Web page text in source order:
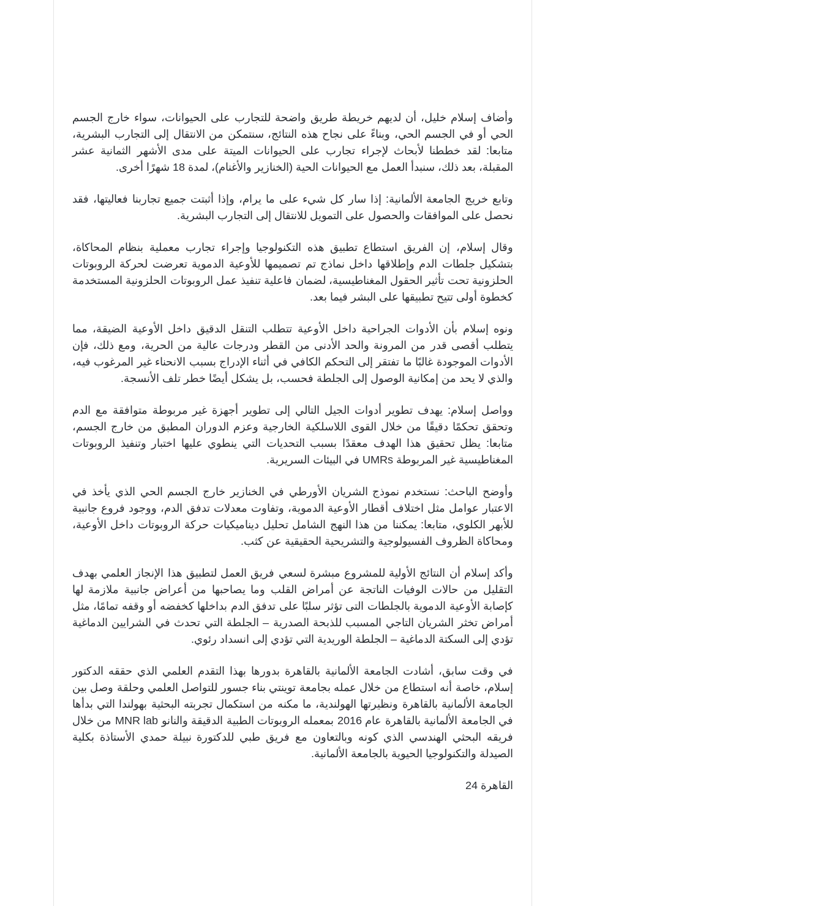
وأضاف إسلام خليل، أن لديهم خريطة طريق واضحة للتجارب على الحيوانات، سواء خارج الجسم
الحي أو في الجسم الحي، وبناءً على نجاح هذه النتائج، سنتمكن من الانتقال إلى التجارب البشرية،
متابعا: لقد خططنا لأبحاث لإجراء تجارب على الحيوانات الميتة على مدى الأشهر الثمانية عشر
المقبلة، بعد ذلك، سنبدأ العمل مع الحيوانات الحية (الخنازير والأغنام)، لمدة 18 شهرًا أخرى.
وتابع خريج الجامعة الألمانية: إذا سار كل شيء على ما يرام، وإذا أثبتت جميع تجاربنا فعاليتها، فقد
نحصل على الموافقات والحصول على التمويل للانتقال إلى التجارب البشرية.
وقال إسلام، إن الفريق استطاع تطبيق هذه التكنولوجيا وإجراء تجارب معملية بنظام المحاكاة،
بتشكيل جلطات الدم وإطلاقها داخل نماذج تم تصميمها للأوعية الدموية تعرضت لحركة الروبوتات
الحلزونية تحت تأثير الحقول المغناطيسية، لضمان فاعلية تنفيذ عمل الروبوتات الحلزونية المستخدمة
كخطوة أولى تتيح تطبيقها على البشر فيما بعد.
ونوه إسلام بأن الأدوات الجراحية داخل الأوعية تتطلب التنقل الدقيق داخل الأوعية الضيقة، مما
يتطلب أقصى قدر من المرونة والحد الأدنى من القطر ودرجات عالية من الحرية، ومع ذلك، فإن
الأدوات الموجودة غالبًا ما تفتقر إلى التحكم الكافي في أثناء الإدراج بسبب الانحناء غير المرغوب فيه،
والذي لا يحد من إمكانية الوصول إلى الجلطة فحسب، بل يشكل أيضًا خطر تلف الأنسجة.
وواصل إسلام: يهدف تطوير أدوات الجيل التالي إلى تطوير أجهزة غير مربوطة متوافقة مع الدم
وتحقق تحكمًا دقيقًا من خلال القوى اللاسلكية الخارجية وعزم الدوران المطبق من خارج الجسم،
متابعا: يظل تحقيق هذا الهدف معقدًا بسبب التحديات التي ينطوي عليها اختبار وتنفيذ الروبوتات
المغناطيسية غير المربوطة UMRs في البيئات السريرية.
وأوضح الباحث: نستخدم نموذج الشريان الأورطي في الخنازير خارج الجسم الحي الذي يأخذ في
الاعتبار عوامل مثل اختلاف أقطار الأوعية الدموية، وتفاوت معدلات تدفق الدم، ووجود فروع جانبية
للأبهر الكلوي، متابعا: يمكننا من هذا النهج الشامل تحليل ديناميكيات حركة الروبوتات داخل الأوعية،
ومحاكاة الظروف الفسيولوجية والتشريحية الحقيقية عن كثب.
وأكد إسلام أن النتائج الأولية للمشروع مبشرة لسعي فريق العمل لتطبيق هذا الإنجاز العلمي بهدف
التقليل من حالات الوفيات الناتجة عن أمراض القلب وما يصاحبها من أعراض جانبية ملازمة لها
كإصابة الأوعية الدموية بالجلطات التى تؤثر سلبًا على تدفق الدم بداخلها كخفضه أو وقفه تمامًا، مثل
أمراض تخثر الشريان التاجي المسبب للذبحة الصدرية – الجلطة التي تحدث في الشرايين الدماغية
تؤدي إلى السكتة الدماغية – الجلطة الوريدية التي تؤدي إلى انسداد رئوي.
في وقت سابق، أشادت الجامعة الألمانية بالقاهرة بدورها بهذا التقدم العلمي الذي حققه الدكتور
إسلام، خاصة أنه استطاع من خلال عمله بجامعة توينتي بناء جسور للتواصل العلمي وحلقة وصل بين
الجامعة الألمانية بالقاهرة ونظيرتها الهولندية، ما مكنه من استكمال تجربته البحثية بهولندا التي بدأها
في الجامعة الألمانية بالقاهرة عام 2016 بمعمله الروبوتات الطبية الدقيقة والنانو MNR lab من خلال
فريقه البحثي الهندسي الذي كونه وبالتعاون مع فريق طبي للدكتورة نبيلة حمدي الأستاذة بكلية
الصيدلة والتكنولوجيا الحيوية بالجامعة الألمانية.
القاهرة 24